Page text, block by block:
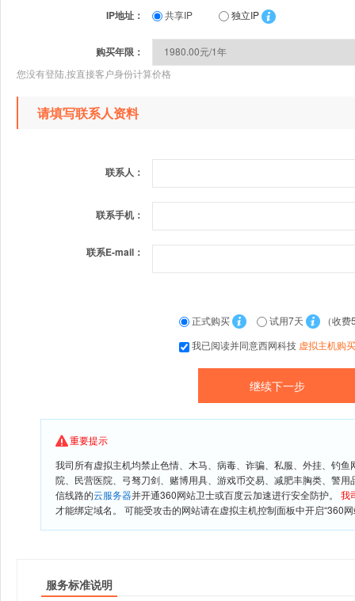
IP地址： 共享IP 独立IP
购买年限：
您没有登陆,按直接客户身份计算价格
请填写联系人资料
联系人：
联系手机：
联系E-mail：
正式购买 试用7天
（收费
我已阅读并同意西网科技 虚拟主机购
重要提示
我司所有虚拟主机均禁止色情、木马、病毒、诈骗、私服、外挂、钓
院、民营医院、弓驽刀剑、赌博用具、游戏币交易、减肥丰胸类、警
信线路的云服务器并开通360网站卫士或百度云加速进行安全防护。 我
才能绑定域名。 可能受攻击的网站请在虚拟主机控制面板中开启“360
服务标准说明